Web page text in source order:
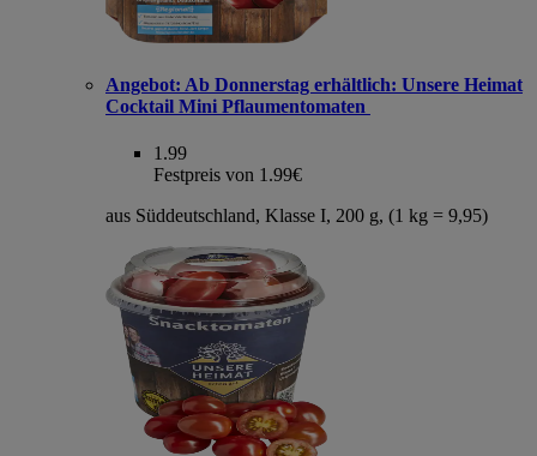
Angebot: Ab Donnerstag erhältlich: Unsere Heimat
Cocktail Mini Pflaumentomaten
1.99
Festpreis von 1.99€
aus Süddeutschland, Klasse I, 200 g, (1 kg = 9,95)